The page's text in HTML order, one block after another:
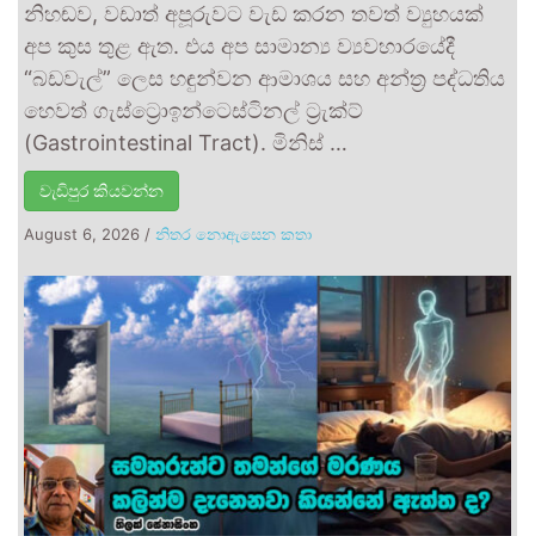
නිහඬව, වඩාත් අපූරුවට වැඩ කරන තවත් ව්‍යුහයක්
අප කුස තුළ ඇත. එය අප සාමාන්‍ය ව්‍යවහාරයේදී
“බඩවැල්” ලෙස හඳුන්වන ආමාශය සහ අන්ත්‍ර පද්ධතිය
හෙවත් ගැස්ට්‍රොඉන්ටෙස්ටිනල් ට්‍රැක්ට්
(Gastrointestinal Tract). මිනිස් …
වැඩිපුර කියවන්න
August 6, 2026 / නිතර නොඇසෙන කතා